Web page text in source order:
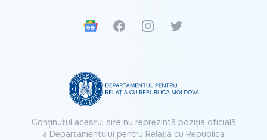
Google News
FacebookInstagramTwitter
Conținutul acestui site nu reprezintă poziția oficială
a Departamentului pentru Relația cu Republica